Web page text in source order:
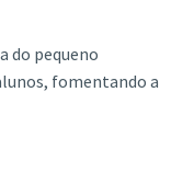
do pequeno
fomentando a